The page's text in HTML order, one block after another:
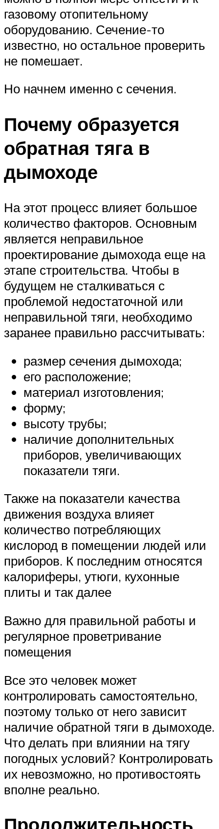
газовому отопительному
оборудованию. Сечение-то
известно, но остальное проверить
не помешает.
Но начнем именно с сечения.
Почему образуется
обратная тяга в
дымоходе
На этот процесс влияет большое
количество факторов. Основным
является неправильное
проектирование дымохода еще на
этапе строительства. Чтобы в
будущем не сталкиваться с
проблемой недостаточной или
неправильной тяги, необходимо
заранее правильно рассчитывать:
размер сечения дымохода;
его расположение;
материал изготовления;
форму;
высоту трубы;
наличие дополнительных
приборов, увеличивающих
показатели тяги.
Также на показатели качества
движения воздуха влияет
количество потребляющих
кислород в помещении людей или
приборов. К последним относятся
калориферы, утюги, кухонные
плиты и так далее
Важно для правильной работы и
регулярное проветривание
помещения
Все это человек может
контролировать самостоятельно,
поэтому только от него зависит
наличие обратной тяги в дымоходе.
Что делать при влиянии на тягу
погодных условий? Контролировать
их невозможно, но противостоять
вполне реально.